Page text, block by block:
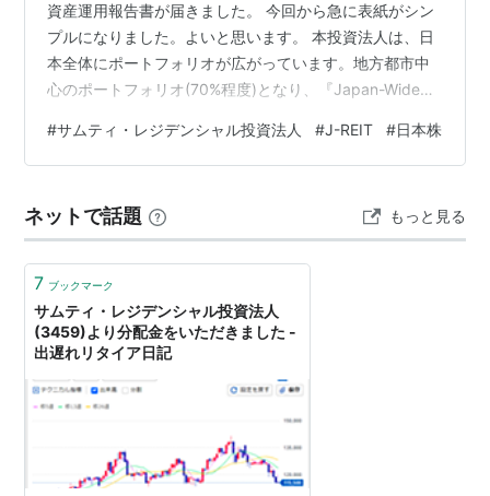
資産運用報告書が届きました。 今回から急に表紙がシン
プルになりました。よいと思います。 本投資法人は、日
本全体にポートフォリオが広がっています。地方都市中
心のポートフォリオ(70%程度)となり、『Japan-Wide
レジデンスが80％以上を占め、住居もシングル・コンパ
クトタイプの物件を重視する方針のようです。平均稼働
あたり3604円でした。私は6単位保有しています。 以下
は過去の記事です。 sophisticated…
#サムティ・レジデンシャル投資法人 #J-REIT #日本株
ネットで話題 もっと見る
7 ブックマーク
サムティ・レジデンシャル投資法人
(3459)より分配金をいただきました -
出遅れリタイア日記